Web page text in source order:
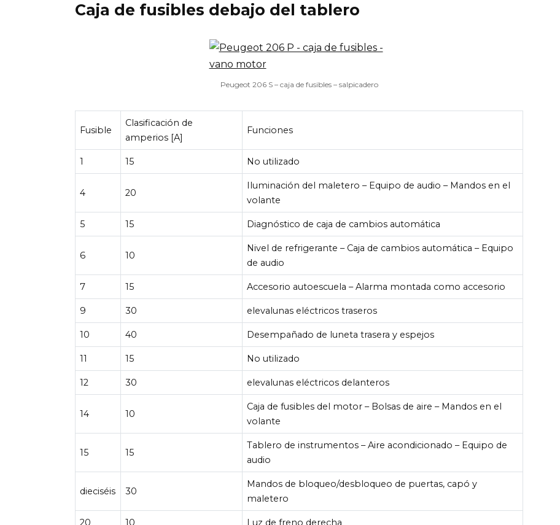
Caja de fusibles debajo del tablero
Peugeot 206 S – caja de fusibles – salpicadero
Fusible
Clasificación de
amperios [A]
Funciones
1 15 No utilizado
4 20
Iluminación del maletero – Equipo de audio – Mandos en el
volante
5 15 Diagnóstico de caja de cambios automática
6 10
Nivel de refrigerante – Caja de cambios automática – Equipo
de audio
7 15 Accesorio autoescuela – Alarma montada como accesorio
9 30 elevalunas eléctricos traseros
10 40 Desempañado de luneta trasera y espejos
11 15 No utilizado
12 30 elevalunas eléctricos delanteros
14 10
Caja de fusibles del motor – Bolsas de aire – Mandos en el
volante
15 15
Tablero de instrumentos – Aire acondicionado – Equipo de
audio
dieciséis 30
Mandos de bloqueo/desbloqueo de puertas, capó y
maletero
20 10 Luz de freno derecha